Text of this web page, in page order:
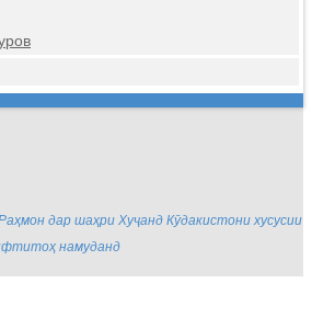
дар шаҳри Хуҷанд Кӯдакистони хусусии
намуданд